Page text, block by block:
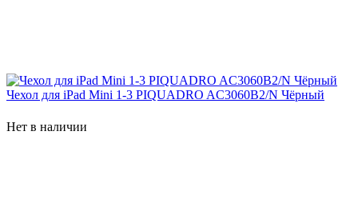
Чехол для iPad Mini 1-3 PIQUADRO AC3060B2/N Чёрный
Нет в наличии